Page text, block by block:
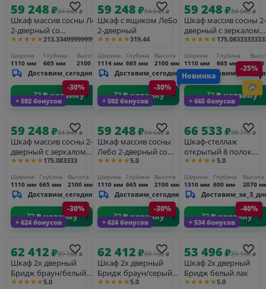
59 248₽84 640 ₽
Шкаф массив сосны ЛеБо
2-дверный со
стеклянными дверями
★★★★★213.33499999999998
Ширина
1110 мм
Глубина
665 мм
Высота
2100 мм
Доставим_сегодня
В корзину
59 248₽84 640 ₽
Шкаф с ящиком ЛеБо
2-дверный
★★★★★319.44
Ширина
1114 мм
Глубина
665 мм
Высота
2100 мм
Доставим_сегодня
В корзину
59 248₽84 640 ₽
Шкаф массив сосны 2-
дверный с зеркалом
ЛеБо
★★★★★
Ширина
1110 мм
Глубина
665 мм
Доставим_сегодня
В корзину
+ 592 бонусов
-30%
59 248₽84 640 ₽
Шкаф массив сосны 2-
дверный с зеркалом
Лебо Бежевый воск/
★★★★★175.083333
Ширина
1110 мм
Глубина
665 мм
Высота
2100 мм
Доставим_сегодня
В корзину
+ 592 бонусов
-30%
59 248₽84 640 ₽
Шкаф массив сосны
Лебо 2-дверный со
стеклянными
воск/Антик
★★★★★5.0
Ширина
1110 мм
Глубина
665 мм
Высота
2100 мм
Доставим_сегодня
В корзину
+ 665 бонусов
Новинка
-25%
66 533₽88 710 ₽
Шкаф-стеллаж
открытый 8 полок
белый Бетти 2-ств №7
★★★★★5.0
Ширина
1310 мм
Глубина
600 мм
Высота
2070
В корзину
+ 624 бонусов
-30%
62 412₽89 160 ₽
Шкаф 2х дверный
Бридж браун/белый
лак
★★★★★5.0
+ 624 бонусов
-30%
62 412₽89 160 ₽
Шкаф 2х дверный
Бридж браун/серый
7012
★★★★★5.0
+ 534 бонусов
-40%
53 496₽89 160 ₽
Шкаф 2х дверный
Бридж белый лак
★★★★★5.0